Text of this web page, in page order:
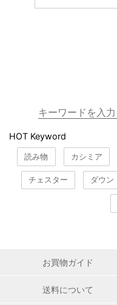
HOT Keyword
読み物 カシミア
チェスター ダウン
お買物ガイド
送料について